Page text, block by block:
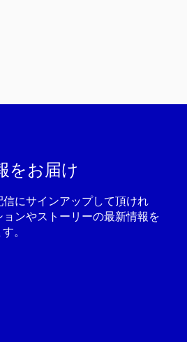
をお届け
にサインアップして頂けれ
ンやストーリーの最新情報を
。